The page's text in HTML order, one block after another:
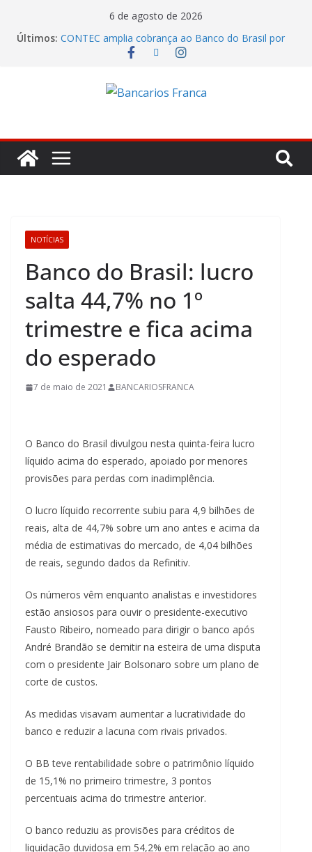
6 de agosto de 2026
Últimos: CONTEC amplia cobrança ao Banco do Brasil por
remuneração, segurança e qualificação
Fenaban tenta transformar reivindicações em
prejuízo e segura proposta econômica
Eleições SantanderPrevi começam nesta segunda-
feira (3)
NOTÍCIAS
Banco do Brasil: lucro
salta 44,7% no 1º
trimestre e fica acima
do esperado
7 de maio de 2021 BANCARIOSFRANCA
O Banco do Brasil divulgou nesta quinta-feira lucro
líquido acima do esperado, apoiado por menores
provisões para perdas com inadimplência.
O lucro líquido recorrente subiu para 4,9 bilhões de
reais, alta de 44,7% sobre um ano antes e acima da
média de estimativas do mercado, de 4,04 bilhões
de reais, segundo dados da Refinitiv.
Os números vêm enquanto analistas e investidores
estão ansiosos para ouvir o presidente-executivo
Fausto Ribeiro, nomeado para dirigir o banco após
André Brandão se demitir na esteira de uma disputa
com o presidente Jair Bolsonaro sobre um plano de
corte de custos.
As medidas visavam aumentar a lucratividade do
banco e reduzir a lacuna com rivais privados.
O BB teve rentabilidade sobre o patrimônio líquido
de 15,1% no primeiro trimestre, 3 pontos
percentuais acima do trimestre anterior.
O banco reduziu as provisões para créditos de
liquidação duvidosa em 54,2% em relação ao ano